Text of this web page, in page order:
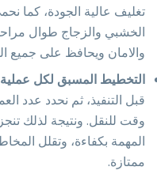
تغليف عالية الجودة، كما
الخشبي والزجاج طوال
والامان ويحافظ على جميع
التخطيط المسبق لكل
قبل التنفيذ، ثم نحدد عدد
وقت للنقل. ونتيجة لذلك تنجز
المهمة بكفاءة، وتقلل
ممتازة.